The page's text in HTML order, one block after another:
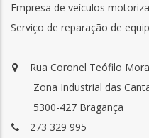
Empresa de veículos
Serviço de reparação de
Rua Coronel Teófilo
Zona Industrial das
5300-427 Bragança
273 329 995